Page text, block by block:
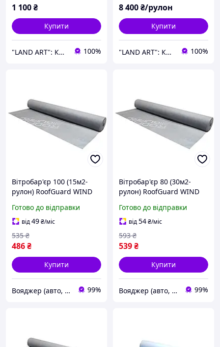
1 100₴
Купити
"LAND ART": Корисні товари для вашого будинку та саду! 100%
8 400₴/рулон
Купити
"LAND ART": Корисні товари для вашого будинку та саду! 100%
Вітробар'єр 100 (15м2-
рулон) RoofGuard WIND
Готово до відправки
від49₴/міс
486₴
535 ₴
Купити
Вояджер (авто, туризм, спорт) 99%
Вітробар'єр 80 (30м2-
рулон) RoofGuard WIND
Готово до відправки
від54₴/міс
539₴
593 ₴
Купити
Вояджер (авто, туризм, спорт) 99%